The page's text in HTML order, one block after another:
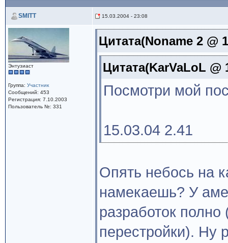
SMITT 15.03.2004 - 23:08
Энтузиаст
Группа: Участник
Сообщений: 453
Регистрация: 7.10.2003
Пользователь №: 331
Цитата(Noname 2 @
Цитата(KarVaLoL @
Посмотри мой
15.03.04 2.41
Опять небось на
намекаешь? У
разработок полно
перестройки). Ну